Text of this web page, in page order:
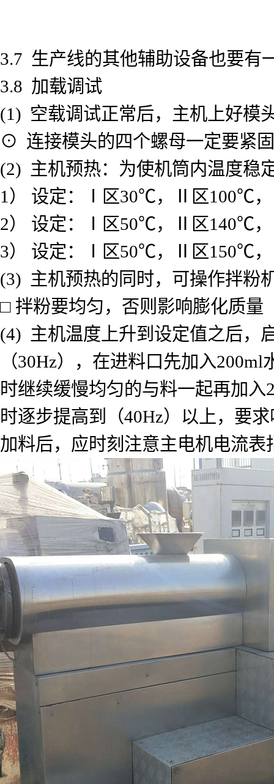
3.7 生产线的其他辅助设备也要有
3.8 加载调试
(1) 空载调试正常后，主机上好模
⊙ 连接模头的四个螺母一定要紧
(2) 主机预热：为使机筒内温度稳
1） 设定：Ⅰ区30℃，Ⅱ区100℃
2） 设定：Ⅰ区50℃，Ⅱ区140℃
3） 设定：Ⅰ区50℃，Ⅱ区150℃
(3) 主机预热的同时，可操作拌粉
□ 拌粉要均匀，否则影响膨化质量
(4) 主机温度上升到设定值之后，
（30Hz），在进料口先加入
时继续缓慢均匀的与料一起再加
时逐步提高到（40Hz）以上，要
加料后，应时刻注意主电机电流